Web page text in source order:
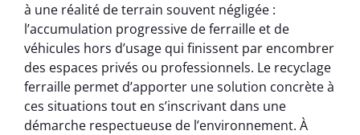
à une réalité de terrain souvent négligée :
l’accumulation progressive de ferraille et de
véhicules hors d’usage qui finissent par encombrer
des espaces privés ou professionnels. Le recyclage
ferraille permet d’apporter une solution concrète à
ces situations tout en s’inscrivant dans une
démarche respectueuse de l’environnement. À